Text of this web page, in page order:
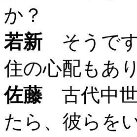
か？
若新 そうで
住の心配もあ
佐藤古代中世
たら、彼らを